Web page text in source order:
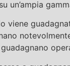
un’ampia
viene